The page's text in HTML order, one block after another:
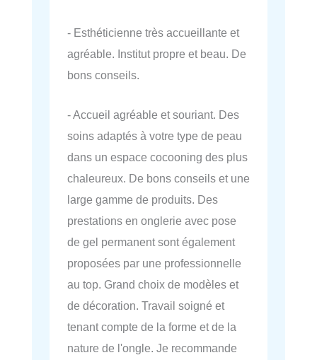
- Esthéticienne très accueillante et
agréable. Institut propre et beau. De
bons conseils.
- Accueil agréable et souriant. Des
soins adaptés à votre type de peau
dans un espace cocooning des plus
chaleureux. De bons conseils et une
large gamme de produits. Des
prestations en onglerie avec pose
de gel permanent sont également
proposées par une professionnelle
au top. Grand choix de modèles et
de décoration. Travail soigné et
tenant compte de la forme et de la
nature de l'ongle. Je recommande